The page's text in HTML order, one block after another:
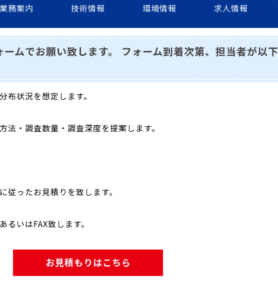
業務案内 技術情報 環境情報 求人情報
ムでお願い致します。 フォーム到着次第、担当者が以
状況を想定します。
・調査数量・調査深度を提案します。
ったお見積りを致します。
いはFAX致します。
お見積もりはこちら